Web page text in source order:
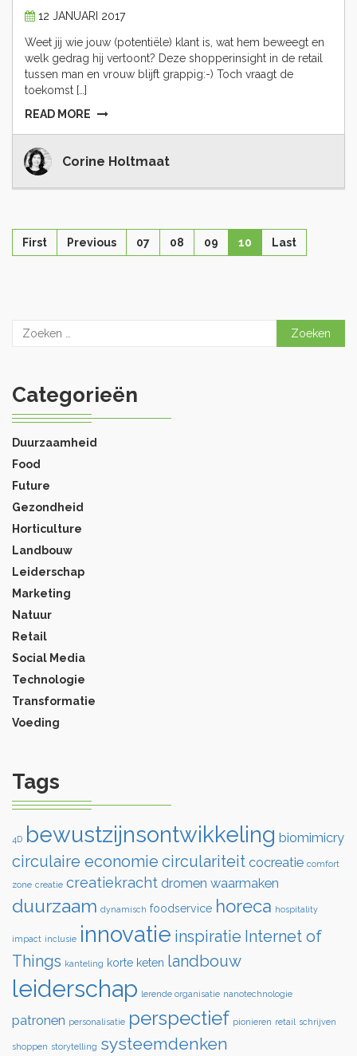
12 JANUARI 2017
Weet jij wie jouw (potentiële) klant is, wat hem beweegt en
welk gedrag hij vertoont? Deze shopperinsight in de retail
tussen man en vrouw blijft grappig:-) Toch vraagt de
toekomst […]
READ MORE
Corine Holtmaat
First Previous 07 08 09 10 Last
Zoeken
Categorieën
Duurzaamheid
Food
Future
Gezondheid
Horticulture
Landbouw
Leiderschap
Marketing
Natuur
Retail
Social Media
Technologie
Transformatie
Voeding
Tags
4D bewustzijnsontwikkeling biomimicry
circulaire economie circulariteit cocreatie comfort
zone creatie creatiekracht dromen waarmaken
duurzaam dynamisch foodservice horeca hospitality
impact inclusie innovatie inspiratie Internet of
Things kanteling korte keten landbouw
leiderschap lerende organisatie nanotechnologie
patronen personalisatie perspectief pionieren retail schrijven
shoppen storytelling systeemdenken